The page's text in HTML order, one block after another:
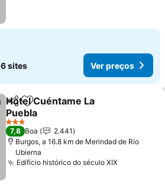
6 sites Ver preços
PartilharAdicionar aos favoritos
Hotel Cuéntame La
Puebla
Ver preços
3 Estrelas
7,8 Boa
2.441
Burgos, a 16.8 km de Merindad de Río
Ubierna
Edifício histórico do século XIXVer